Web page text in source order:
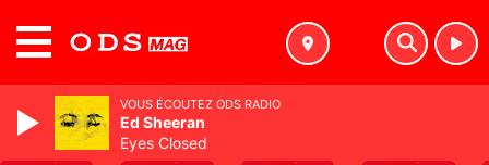
VOUS ÉCOUTEZ ODS RADIO
Ed Sheeran
Eyes Closed